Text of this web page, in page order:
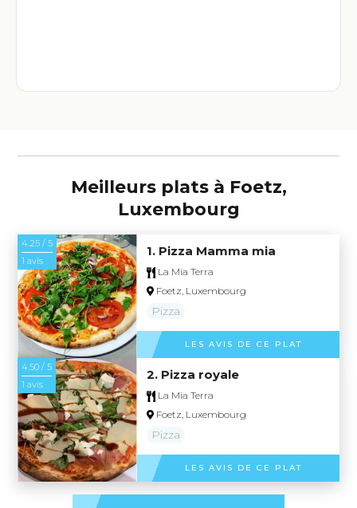
Meilleurs plats à Foetz,
Luxembourg
4.25 / 5
1 avis
1. Pizza Mamma mia
La Mia Terra
Foetz, Luxembourg
Pizza
LES AVIS DE CE PLAT
4.50 / 5
1 avis
2. Pizza royale
La Mia Terra
Foetz, Luxembourg
Pizza
LES AVIS DE CE PLAT